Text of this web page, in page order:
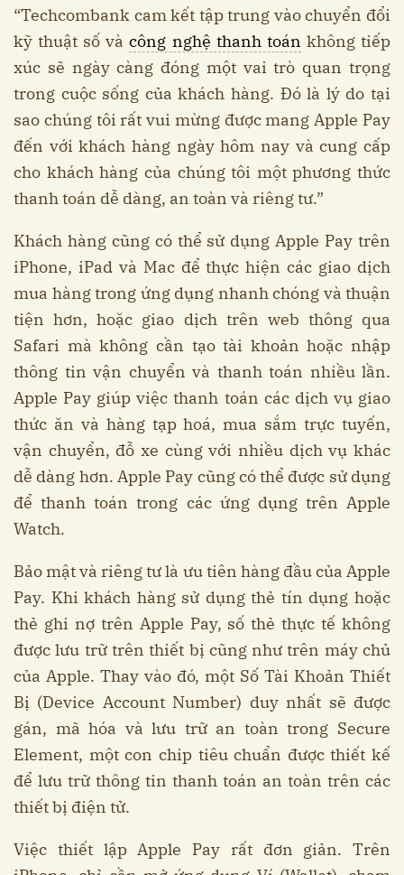
“Techcombank cam kết tập trung vào chuyển đổi
kỹ thuật số vàcông nghệ thanh toán không tiếp
xúc sẽ ngày càng đóng một vai trò quan trọng
trong cuộc sống của khách hàng. Đó là lý do tại
sao chúng tôi rất vui mừng được mang Apple Pay
đến với khách hàng ngày hôm nay và cung cấp
cho khách hàng của chúng tôi một phương thức
thanh toán dễ dàng, an toàn và riêng tư.”
Khách hàng cũng có thể sử dụng Apple Pay trên
iPhone, iPad và Mac để thực hiện các giao dịch
mua hàng trong ứng dụng nhanh chóng và thuận
tiện hơn, hoặc giao dịch trên web thông qua
Safari mà không cần tạo tài khoản hoặc nhập
thông tin vận chuyển và thanh toán nhiều lần.
Apple Pay giúp việc thanh toán các dịch vụ giao
thức ăn và hàng tạp hoá, mua sắm trực tuyến,
vận chuyển, đỗ xe cùng với nhiều dịch vụ khác
dễ dàng hơn. Apple Pay cũng có thể được sử dụng
để thanh toán trong các ứng dụng trên Apple
Watch.
Bảo mật và riêng tư là ưu tiên hàng đầu của Apple
Pay. Khi khách hàng sử dụng thẻ tín dụng hoặc
thẻ ghi nợ trên Apple Pay, số thẻ thực tế không
được lưu trữ trên thiết bị cũng như trên máy chủ
của Apple. Thay vào đó, một Số Tài Khoản Thiết
Bị (Device Account Number) duy nhất sẽ được
gán, mã hóa và lưu trữ an toàn trong Secure
Element, một con chip tiêu chuẩn được thiết kế
để lưu trữ thông tin thanh toán an toàn trên các
thiết bị điện tử.
Việc thiết lập Apple Pay rất đơn giản. Trên